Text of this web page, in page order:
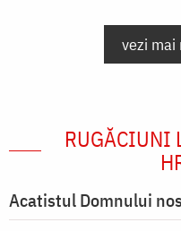
vezi mai
RUGĂCIUNI
Acatistul Domnului